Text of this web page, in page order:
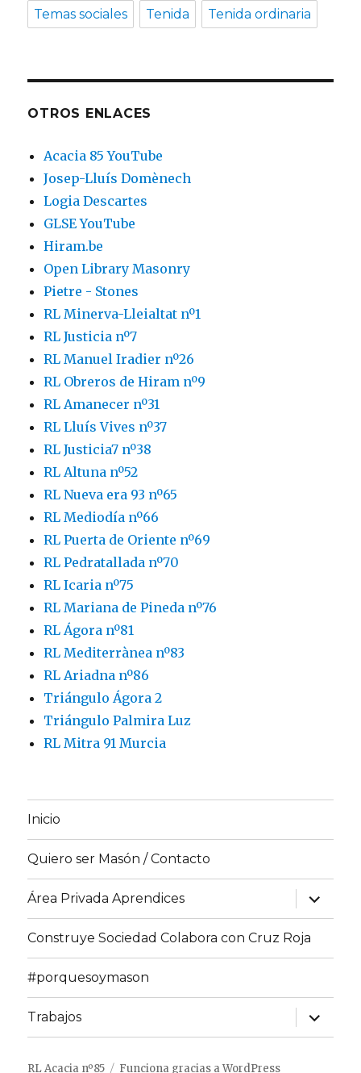
Temas sociales Tenida Tenida ordinaria
OTROS ENLACES
Acacia 85 YouTube
Josep-Lluís Domènech
Logia Descartes
GLSE YouTube
Hiram.be
Open Library Masonry
Pietre - Stones
RL Minerva-Lleialtat nº1
RL Justicia nº7
RL Manuel Iradier nº26
RL Obreros de Hiram nº9
RL Amanecer nº31
RL Lluís Vives nº37
RL Justicia7 nº38
RL Altuna nº52
RL Nueva era 93 nº65
RL Mediodía nº66
RL Puerta de Oriente nº69
RL Pedratallada nº70
RL Icaria nº75
RL Mariana de Pineda nº76
RL Ágora nº81
RL Mediterrànea nº83
RL Ariadna nº86
Triángulo Ágora 2
Triángulo Palmira Luz
RL Mitra 91 Murcia
Inicio
Quiero ser Masón / Contacto
Área Privada Aprendices
expande
el
menú
inferior
Construye Sociedad Colabora con Cruz Roja
#porquesoymason
Trabajos
expande
el
menú
RL Acacia nº85 Funciona gracias a WordPress